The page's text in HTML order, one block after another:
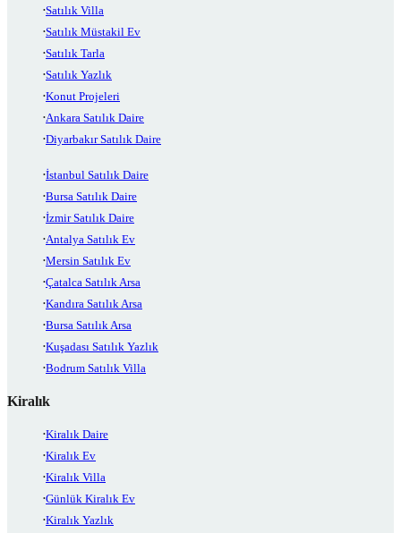
Satılık Villa
Satılık Müstakil Ev
Satılık Tarla
Satılık Yazlık
Konut Projeleri
Ankara Satılık Daire
Diyarbakır Satılık Daire
İstanbul Satılık Daire
Bursa Satılık Daire
İzmir Satılık Daire
Antalya Satılık Ev
Mersin Satılık Ev
Çatalca Satılık Arsa
Kandıra Satılık Arsa
Bursa Satılık Arsa
Kuşadası Satılık Yazlık
Bodrum Satılık Villa
Kiralık
Kiralık Daire
Kiralık Ev
Kiralık Villa
Günlük Kiralık Ev
Kiralık Yazlık